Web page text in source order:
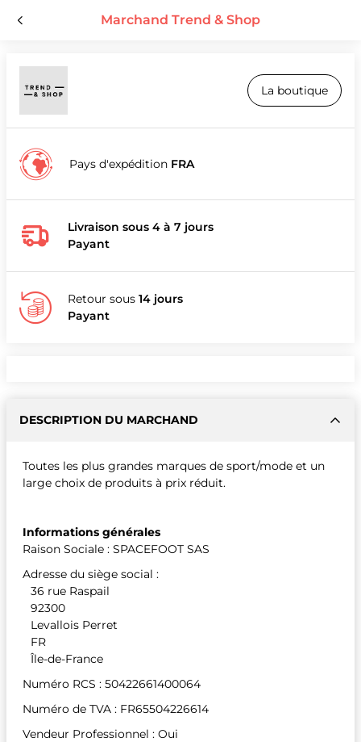
Marchand Trend & Shop
La boutique
Pays d'expédition FRA
Livraison sous 4 à 7 jours
Payant
Retour sous 14 jours
Payant
DESCRIPTION DU MARCHAND
Toutes les plus grandes marques de sport/mode et un
large choix de produits à prix réduit.
Informations générales
Raison Sociale : SPACEFOOT SAS
Adresse du siège social :
36 rue Raspail
92300
Levallois Perret
FR
Île-de-France
Numéro RCS : 50422661400064
Numéro de TVA : FR65504226614
Vendeur Professionnel : Oui